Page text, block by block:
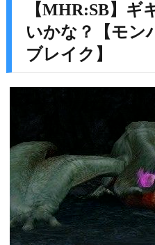
【MHR:SB】ギ
いかな？【モン
ブレイク】